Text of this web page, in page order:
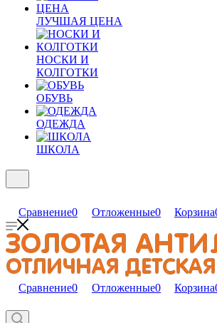
ЛУЧШАЯ ЦЕНА
НОСКИ И
КОЛГОТКИ
ОБУВЬ
ОДЕЖДА
ШКОЛА
Сравнение0 Отложенные0 Корзина
Сравнение0 Отложенные0 Корзина